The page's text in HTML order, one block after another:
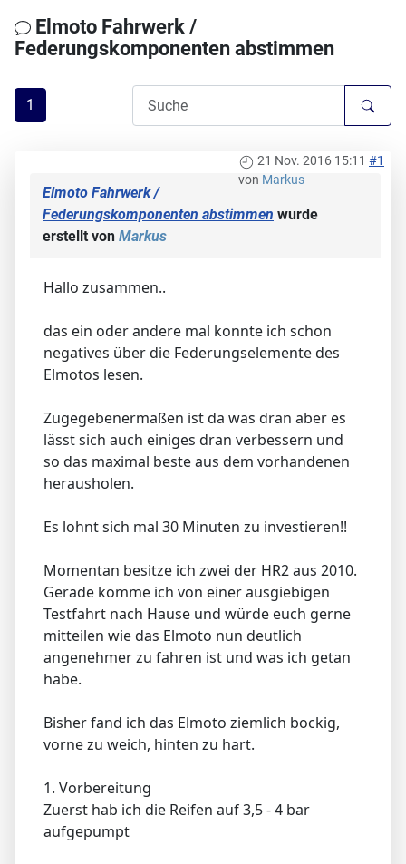
Elmoto Fahrwerk /
Federungskomponenten abstimmen
1
21 Nov. 2016 15:11 #1
von Markus
Elmoto Fahrwerk /
Federungskomponenten abstimmen wurde
erstellt von Markus
Hallo zusammen..
das ein oder andere mal konnte ich schon
negatives über die Federungselemente des
Elmotos lesen.
Zugegebenermaßen ist da was dran aber es
lässt sich auch einiges dran verbessern und
so das maximal beste aus dem vorhandenen
herausholen.
Es lohnt sich mal 30 Minuten zu investieren!!
Momentan besitze ich zwei der HR2 aus 2010.
Gerade komme ich von einer ausgiebigen
Testfahrt nach Hause und würde euch gerne
mitteilen wie das Elmoto nun deutlich
angenehmer zu fahren ist und was ich getan
habe.
Bisher fand ich das Elmoto ziemlich bockig,
vorne zu weich, hinten zu hart.
1. Vorbereitung
Zuerst hab ich die Reifen auf 3,5 - 4 bar
aufgepumpt